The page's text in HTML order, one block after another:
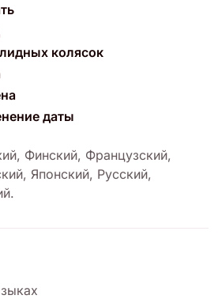
колясок
даты
, Финский, Французский,
, Японский, Русский,
.